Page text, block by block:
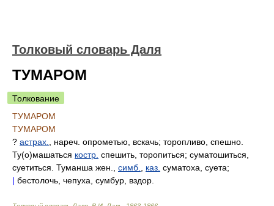
Толковый словарь Даля
ТУМАРОМ
Толкование
ТУМАРОМ
ТУМАРОМ
? астрах.
, нареч. опрометью, вскачь; торопливо, спешно.
Ту(о)машаться костр. спешить, торопиться; суматошиться,
суетиться. Туманша жен., симб. каз. суматоха, суета;
| бестолочь, чепуха, сумбур, вздор.